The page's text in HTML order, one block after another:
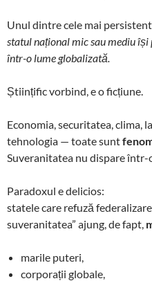
Unul dintre cele mai
statul național mic sau mediu
într-o lume globalizată.
Științific vorbind, e o ficțiune.
Economia, securitatea, clima,
tehnologia — toate sunt
Suveranitatea nu dispare într-
Paradoxul e delicios:
statele care refuză
suveranitatea” ajung, de fapt,
marile puteri,
corporații globale,